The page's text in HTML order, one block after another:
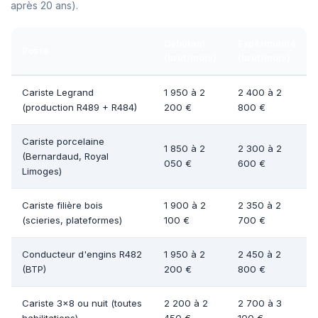
après 20 ans).
Cariste Legrand
(production R489 + R484)
1 950 à 2
200 €
2 400 à 2
800 €
Cariste porcelaine
(Bernardaud, Royal
Limoges)
1 850 à 2
050 €
2 300 à 2
600 €
Cariste filière bois
(scieries, plateformes)
1 900 à 2
100 €
2 350 à 2
700 €
Conducteur d'engins R482
(BTP)
1 950 à 2
200 €
2 450 à 2
800 €
Cariste 3x8 ou nuit (toutes
2 200 à 2
2 700 à 3